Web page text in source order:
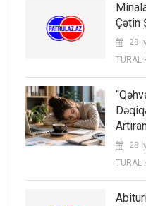
Çətin
28
TURAL
28
TURAL